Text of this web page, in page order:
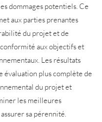
dommages potentiels. Ce
aux parties prenantes
du projet et de
conformité aux objectifs et
Les résultats
évaluation plus complète de
du projet et
les meilleures
sa pérennité.